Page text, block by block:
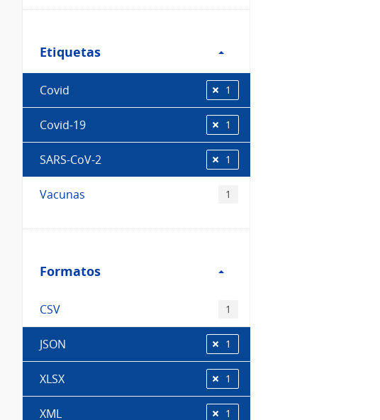
Etiquetas
Etiquetas
Covid 1
Covid-19 1
SARS-CoV-2 1
Vacunas 1
Formatos
Formatos
CSV 1
JSON 1
XLSX 1
XML 1